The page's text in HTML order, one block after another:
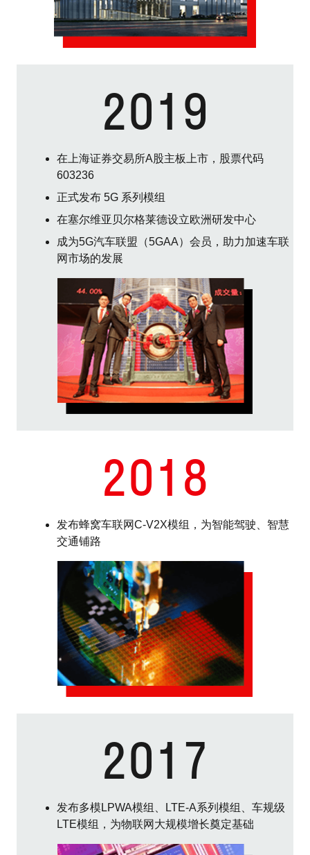
2019
在上海证券交易所A股主板上市，股票代码
603236
正式发布 5G 系列模组
在塞尔维亚贝尔格莱德设立欧洲研发中心
成为5G汽车联盟（5GAA）会员，助力加速车联
网市场的发展
2018
发布蜂窝车联网C-V2X模组，为智能驾驶、智慧
交通铺路
2017
发布多模LPWA模组、LTE-A系列模组、车规级
LTE模组，为物联网大规模增长奠定基础